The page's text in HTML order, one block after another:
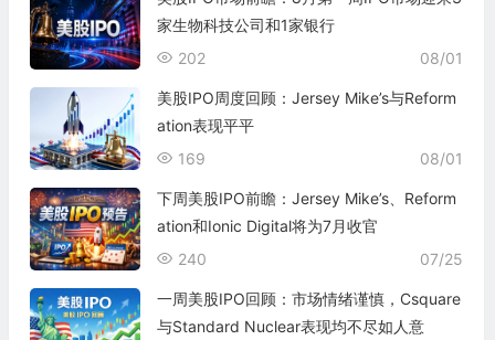
家生物科技公司和1家银行
08/01
202
美股IPO周度回顾：Jersey Mike’s与Reform
ation表现平平
08/01
169
下周美股IPO前瞻：Jersey Mike’s、Reform
ation和Ionic Digital将为7月收官
07/25
240
一周美股IPO回顾：市场情绪谨慎，Csquare
与Standard Nuclear表现均不尽如人意